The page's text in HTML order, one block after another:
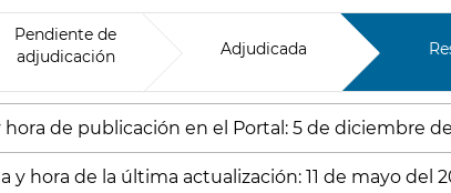
Pendiente de
adjudicación
Adjudicada
hora de publicación en el Portal: 5 de diciembre del
y hora de la última actualización: 11 de mayo del